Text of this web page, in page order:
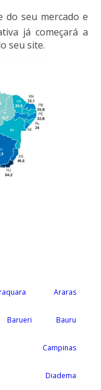
do seu mercado e
já começará a
seu site.
Araras
Barueri Bauru
Campinas
Diadema